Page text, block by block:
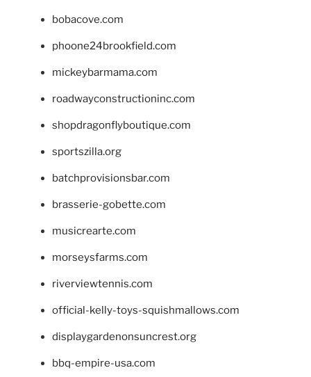
bobacove.com
phoone24brookfield.com
mickeybarmama.com
roadwayconstructioninc.com
shopdragonflyboutique.com
sportszilla.org
batchprovisionsbar.com
brasserie-gobette.com
musicrearte.com
morseysfarms.com
riverviewtennis.com
official-kelly-toys-squishmallows.com
displaygardenonsuncrest.org
bbq-empire-usa.com